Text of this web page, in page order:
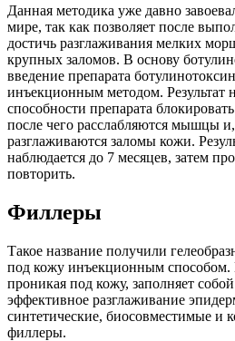
Данная методика уже давно
мире, так как позволяет после
достичь разглаживания мелких
крупных заломов. В основу
введение препарата
инъекционным методом. Результат
способности препарата
после чего расслабляются мышцы и,
разглаживаются заломы кожи.
наблюдается до 7 месяцев, затем
повторить.
Филлеры
Такое название получили
под кожу инъекционным способом.
проникая под кожу, заполняет
эффективное разглаживание
синтетические, биосовместимые и
филлеры.